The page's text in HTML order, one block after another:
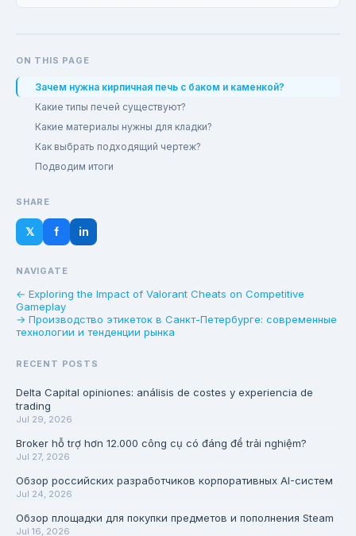
ON THIS PAGE
Зачем нужна кирпичная печь с баком и каменкой?
Какие типы печей существуют?
Какие материалы нужны для кладки?
Как выбрать подходящий чертеж?
Подводим итоги
SHARE
𝕏 f in
NAVIGATE
← Exploring the Impact of Valorant Cheats on Competitive
Gameplay
→ Производство этикеток в Санкт-Петербурге: современные
технологии и тенденции рынка
RECENT POSTS
Delta Capital opiniones: análisis de costes y experiencia de
trading
Jul 29, 2026
Broker hỗ trợ hơn 12.000 công cụ có đáng để trải nghiệm?
Jul 27, 2026
Обзор российских разработчиков корпоративных AI-систем
Jul 24, 2026
Обзор площадки для покупки предметов и пополнения Steam
Jul 16, 2026